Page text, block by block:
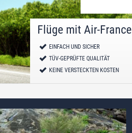
Flüge mit Air-France
EINFACH UND SICHER
TÜV-GEPRÜFTE QUALITÄT
KEINE VERSTECKTEN KOSTEN